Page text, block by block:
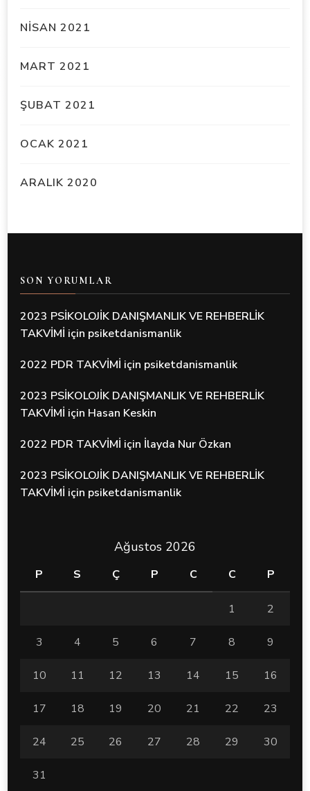
NISAN 2021
MART 2021
ŞUBAT 2021
OCAK 2021
ARALIK 2020
SON YORUMLAR
2023 PSİKOLOJİK DANIŞMANLIK VE REHBERLİK
TAKVİMİ için psiketdanismanlik
2022 PDR TAKVİMİ için psiketdanismanlik
2023 PSİKOLOJİK DANIŞMANLIK VE REHBERLİK
TAKVİMİ için Hasan Keskin
2022 PDR TAKVİMİ için İlayda Nur Özkan
2023 PSİKOLOJİK DANIŞMANLIK VE REHBERLİK
TAKVİMİ için psiketdanismanlik
Ağustos 2026
P S Ç P C C P
1 2
3 4 5 6 7 8 9
10 11 12 13 14 15 16
17 18 19 20 21 22 23
24 25 26 27 28 29 30
31